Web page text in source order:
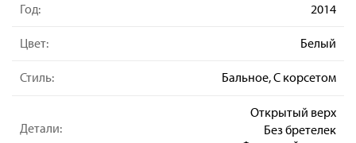
Год: 2014
Цвет: Белый
Стиль: Бальное, С корсетом
Детали:
Открытый верх
Без бретелек